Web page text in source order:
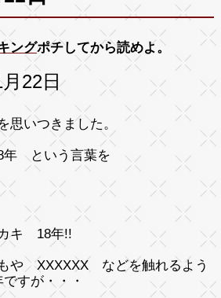
ングポチしてから読めよ。
22日
思いつきました。
という言葉を
キ 18年!!
や XXXXXX などを触れるよう
すが・・・